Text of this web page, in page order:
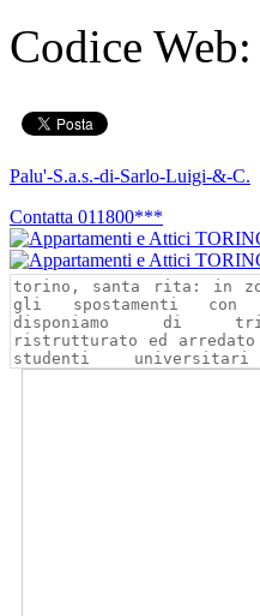
Codice Web:
Palu'-S.a.s.-di-Sarlo-Luigi-&-C.
Contatta 011800***